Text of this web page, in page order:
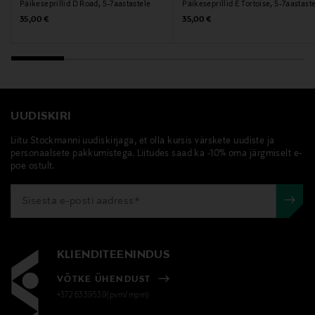
Päikeseprillid D Road, 5-7aastastele
Original Price
35,00 €
Päikeseprillid E Tortoise, 5-
Original Price
35,00 €
UUDISKIRI
Liitu Stockmanni uudiskirjaga, et olla kursis värskete uudiste ja
personaalsete pakkumistega. Liitudes saad ka -10% oma järgmiselt e-
poe ostult.
KLIENDITEENINDUS
VÕTKE ÜHENDUST
+372 6339539(pvm/mpm)